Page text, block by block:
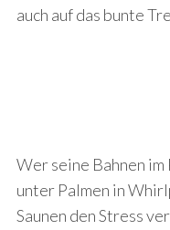
auch auf das bunte
Wer seine Bahnen im
unter Palmen in
Saunen den Stress